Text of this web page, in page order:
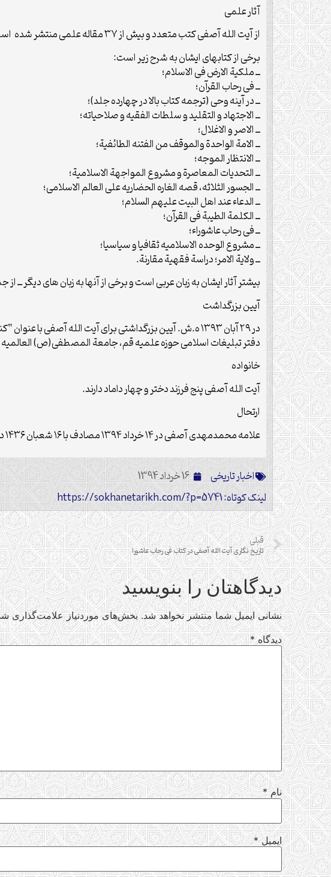
آثار علمی
از آیت الله آصفی کتب متعدد و بیش از ۳۷ مقاله علمی منتشر شده است.
برخی از کتابهای ایشان به شرح زیر است:
ــ ملکیة الارض فی الاسلام؛
ــ فی رحاب القرآن؛
ــ در آینه وحی (ترجمه کتاب بالا در چهارده جلد)؛
ــ ‎الاجتهاد و التقلید و سلطات الفقیه و صلاحیاته؛
ــ الاصر و الاغلال؛
ــ الامة الواحدة والموقف من الفتنه الطائفیة؛
ــ الانتظار الموجه؛
ــ التحدیات المعاصرة و مشروع المواجهة الاسلامیة؛
ــ الجسور الثلاثه، قصه الغاره الحضاریه علی العالم الاسلامی؛
ــ الدعاء عند اهل البیت علیهم السلام؛
ــ الکلمة الطیبة فی القرآن؛
ــ فی رحاب عاشوراء؛
ــ مشروع الوحده الاسلامیه ثقافیا و سیاسیا؛
ــ ولایة الامر؛ دراسة فقهیة مقارنة.
بیشتر آثار ایشان به زبان عربی است و برخی از آنها به زبان های دیگر
آیین بزرگداشت
در ۲۹ آبان ۱۳۹۳ ه.ش. آیین بزرگداشتی برای آیت الله
دفتر تبلیغات اسلامی حوزه علمیه قم، جامعة المصطفی(ص)
خانواده
آیت الله آصفی پنج فرزند دختر و چهار داماد دارند.
ارتحال
علامه محمدمهدی آصفی در ۱۴ خرداد ۱۳۹۴ مصادف با ۱۶ شعبان ۱۴۳۶ درگذشت.
اخبار تاریخی
16 خرداد 1394
لینک کوتاه: https://sokhanetarikh.com/?p=5741
قبلی
تاریخ نگاری آیت الله آصفی در کتاب فی رحاب عاشورا
دیدگاهتان را بنویسید
نشانی ایمیل شما منتشر نخواهد شد. بخش‌های موردنیاز علامت‌گذاری
دیدگاه*
نام*
ایمیل*